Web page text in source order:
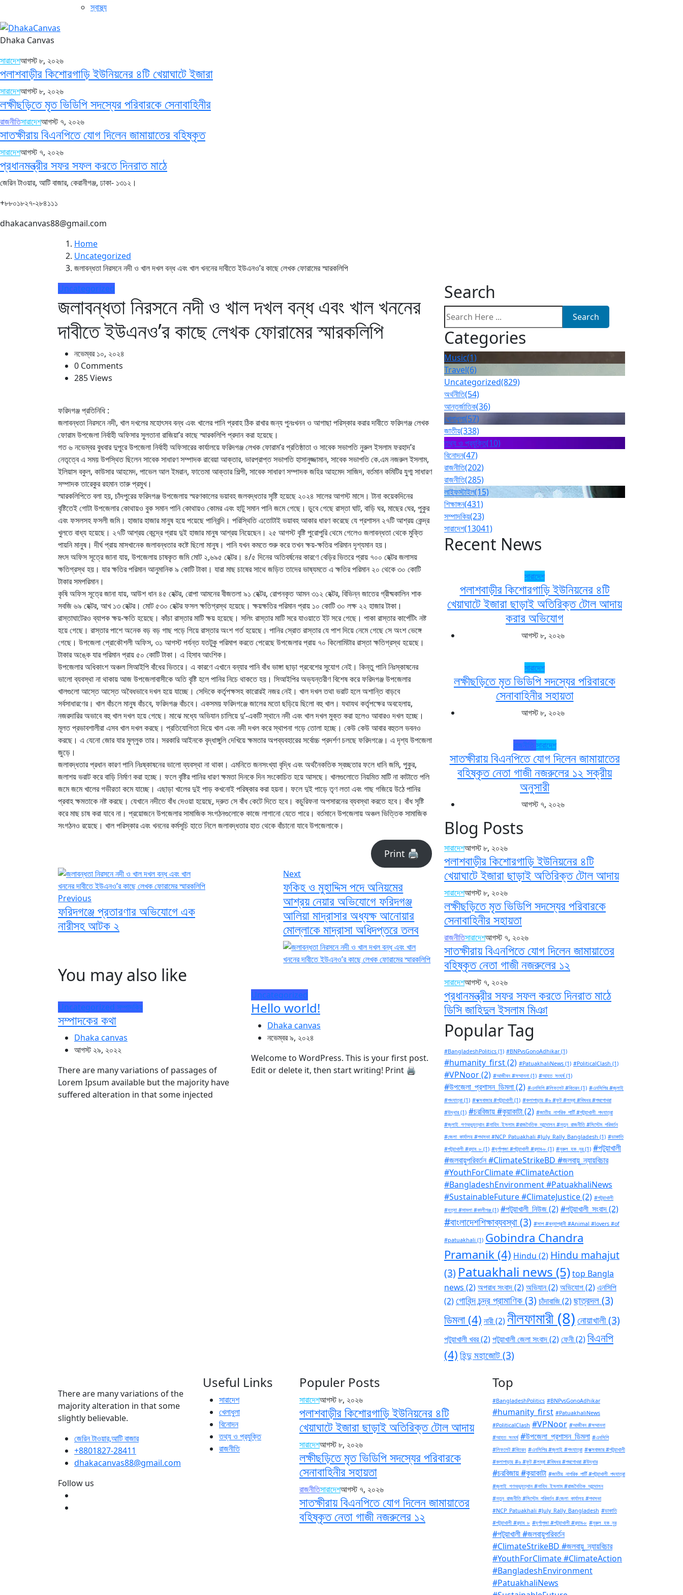
স্বাস্থ্য
Dhaka Canvas
সারাদেশআগস্ট ৮, ২০২৬
পলাশবাড়ীর কিশোরগাড়ি ইউনিয়নের ৪টি খেয়াঘাটে ইজারা
সারাদেশআগস্ট ৮, ২০২৬
লক্ষীছড়িতে মৃত ভিডিপি সদস্যের পরিবারকে সেনাবাহিনীর
রাজনীতিসারাদেশআগস্ট ৭, ২০২৬
সাতক্ষীরায় বিএনপিতে যোগ দিলেন জামায়াতের বহিষ্কৃত
সারাদেশআগস্ট ৭, ২০২৬
প্রধানমন্ত্রীর সফর সফল করতে দিনরাত মাঠে
জেরিন টাওয়ার, আটি বাজার, কেরানীগঞ্জ, ঢাকা- ১৩১২।
+৮৮০১৮২৭-২৮৪১১১
dhakacanvas88@gmail.com
Home
Uncategorized
জলাবন্ধতা নিরসনে নদী ও খাল দখল বন্ধ এবং খাল খননের দাবীতে ইউএনও’র কাছে লেখক ফোরামের স্মারকলিপি
Uncategorized
জলাবন্ধতা নিরসনে নদী ও খাল দখল বন্ধ এবং খাল খননের
দাবীতে ইউএনও’র কাছে লেখক ফোরামের স্মারকলিপি
নভেম্বর ১০, ২০২৪
0 Comments
285 Views
ফরিদগঞ্জ প্রতিনিধি :
জলাবন্ধতা নিরসনে নদী, খাল দখলের মহোৎসব বন্ধ এবং খালের পানি প্রবাহ ঠিক রাখার জন্য পুনঃখনন ও আগাছা পরিস্কার করার দাবীতে ফরিদগঞ্জ লেখক
ফোরাম উপজেলা নির্বাহী অফিসার সুলতানা রাজিয়া’র কাছে স্মারকলিপি প্রদান করা হয়েছে।
গত ৬ নভেম্বর বুধবার দুপুরে উপজেলা নির্বাহী অফিসারের কার্যালয়ে ফরিদগঞ্জ লেখক ফোরাম’র প্রতিষ্ঠাতা ও সাবেক সভাপতি নুরুল ইসলাম ফরহাদ’র
নেতৃত্বে এ সময় উপস্থিত ছিলেন সাবেক সাধারণ সম্পাদক রাবেয়া আক্তার, ভারপ্রাপ্ত সভাপতি হাসানুজ্জামান, সাবেক সভাপতি কে.এম নজরুল ইসলাম,
ইলিয়াস বকুল, কাউসার আহমেদ, পাভেল আল ইমরান, ফাতেমা আক্তার শিল্পী, সাবেক সাধারণ সম্পাদক জহির আহমেদ সাজিদ, বর্তমান কমিটির যুগ্ম সাধারণ
সম্পাদক তারেকুর রহমান তারু প্রমুখ।
স্মারকলিপিতে বলা হয়, চাঁদপুরের ফরিদগঞ্জ উপজেলায় স্মরণকালের ভয়াবহ জলবদ্ধতার সৃষ্টি হয়েছে ২০২৪ সালের আগস্ট মাসে। টানা কয়েকদিনের
বৃষ্টিতেই গোটা উপজেলার কোথায়ও বুক সমান পানি কোথায়ও কোমর এবং হাটু সমান পানি জমে গেছে। ডুবে গেছে রাস্তা ঘাট, বাড়ি ঘর, মাছের ঘের, পুকুর
এবং ফসলসহ ফসলী জমি। হাজার হাজার মানুষ হয়ে পয়েছে পানিবন্দি। পরিস্থিতি এতোটাই ভয়াবহ আকার ধারণ করেছে যে প্রশাসন ২৭টি আশ্রয় কেন্দ্র
খুলতে বাধ্য হয়েছে। ২৭টি আশ্রয় কেন্দ্রে প্রায় দুই হাজার মানুষ আশ্রয় নিয়েছেন। ২৫ আগস্ট বৃষ্টি পুরোপুরি থেমে গেলেও জলাবন্ধতা থেকে মুক্তি
পায়নি মানুষ। দীর্ঘ প্রায় মাসখানেক জলাবন্ধতার কষ্টে ছিলো মানুষ। পানি যখন কমতে শুরু করে তখন ক্ষয়-ক্ষতির পরিমান দৃশ্যমান হয়।
মৎস অফিস সূত্রে জানা যায়, উপজেলায় চাষকৃত জমি মোট ২,৬৯৫ হেক্টর। ৪/৫ দিনের অতিবর্ষনের কারণে বেড়ির ভিতরে প্রায় ৭০০ হেক্টর জলাসয়
ক্ষতিগ্রস্থ হয়। যার ক্ষতির পরিমান আনুমানিক ৯ কোটি টাকা। যারা মাছ চাষের সাথে জড়িত তাদের ভাষ্যমতে এ ক্ষতির পরিমান ২০ থেকে ৩০ কোটি
টাকার সমপরিমান।
কৃষি অফিস সূত্রে জানা যায়, আউশ ধান ৪৫ হেক্টর, রোপা আমনের বীজতলা ৯১ হেক্টর, রোপনকৃত আমন ৩১২ হেক্টর, বিভিন্ন জাতের গ্রীষ্মকালিন শাক
সবজি ৬৯ হেক্টর, আখ ১৩ হেক্টর। মোট ৫৩০ হেক্টর ফসল ক্ষতিগ্রস্থ হয়েছে। ক্ষয়ক্ষতির পরিমান প্রায় ১০ কোটি ৩০ লক্ষ ২২ হাজার টাকা।
রাস্তাঘাটেরও ব্যাপক ক্ষয়-ক্ষতি হয়েছে। কাঁচা রাস্তার মাটি ক্ষয় হয়েছে। সলিং রাস্তার মাটি সরে যাওয়াতে ইট সরে গেছে। পাকা রাস্তার কার্পেটিং নষ্ট
হয়ে গেছে। রাস্তার পাশে অনেক বড় বড় গাছ পড়ে গিয়ে রাস্তার অংশ গর্ত হয়েছে। পানির স্রোত রাস্তার যে পাশ দিয়ে নেমে গেছে সে অংশ ভেঙ্গে
গেছে। উপজেলা প্রোকৌশলী অফিস, ৩১ আগস্ট পর্যন্ত যতটুকু পরিমাপ করতে পেরেছে উপজেলার প্রায় ৭০ কিলোমিটার রাস্তা ক্ষতিগ্রস্থ হয়েছে।
টাকার অঙ্কে যার পরিমান প্রায় ৫০ কোটি টাকা। এ হিসাব আংশিক।
উপজেলার অধিকাংশ অঞ্চল সিআইপি বাঁধের ভিতরে। এ কারণে এখানে বন্যার পানি বাঁধ ভাঙ্গা ছাড়া প্রবেশের সুযোগ নেই। কিন্তু পানি নিঃস্কাষনের
ভালো ব্যবস্থা না থাকায় আজ উপজেলাবাসীকে অতি বৃষ্টি হলে পানির নিচে থাকতে হয়। সিআইপির অভ্যন্তরীণ বিশেষ করে ফরিদগঞ্জ উপজেলার
খালগুলো আস্তে আস্তে অবৈধভাবে দখল হয়ে যাচ্ছে। সেদিকে কর্তৃপক্ষসহ কারোরই নজর নেই। খাল দখল তথা ভরাট হলে অশান্তি বাড়বে
সর্বসাধারণের। খাল বাঁচলে মানুষ বাঁচবে, ফরিদগঞ্জ বাঁচবে। একসময় ফরিদগঞ্জে জালের মতো ছড়িয়ে ছিলো বহু খাল। যথাযথ কর্তৃপক্ষের অবহেলায়,
নজরদারির অভাবে বহু খাল দখল হয়ে গেছে। মাঝে মধ্যে অভিযান চালিয়ে দু’-একটি স্থানে নদী এবং খাল দখল মুক্ত করা হলেও আবারও দখল হচ্ছে।
মূলত প্রভাবশালীরা এসব খাল দখল করছে। প্রতিযোগিতা দিয়ে খাল এবং নদী দখল করে স্থাপনা গড়ে তোলা হচ্ছে। কেউ কেউ আবার বহুতল ভবনও
করছে। এ যেনো জোর যার মুল্লুক তার। সরকারি আইনকে বৃদ্ধাঙ্গুলি দেখিয়ে ক্ষমতার অপব্যবহারের সর্বোচ্চ প্রদর্শণ চলছে ফরিদগঞ্জে। এ দৃশ্য উপজেলা
জুড়ে।
জলাবদ্ধতার প্রধান কারণ পানি নিঃষ্কাষনের ভালো ব্যবস্থা না থাকা। এমনিতে জনসংখ্যা বৃদ্ধি এবং অর্থনৈকতিক স্বচ্ছতার ফলে ধানি জমি, পুকুর,
জলাশয় ভরাট করে বাড়ি নির্মাণ করা হচ্ছে। ফলে বৃষ্টির পানির ধারণ ক্ষমতা দিনকে দিন সংকোচিত হয়ে আসছে। খালগুলোতে নিয়মিত মাটি না কাটাতে পলি
জমে জমে খালের গভীরতা কমে যাচ্ছে। এছাড়া খালের দুই পাড় কখনোই পরিষ্কার করা হয়না। ফলে দুই পাড়ে তৃণ লতা এবং গাছ গজিয়ে উঠে পানির
প্রবাহ ক্ষমতাকে নষ্ট করছে। যেখানে নদীতে বাঁধ দেওয়া হয়েছে, দ্রুত সে বাঁধ কেটে দিতে হবে। কচুরিফনা অপসারনের ব্যবস্থা করতে হবে। বাঁধ সৃষ্টি
করে মাছ চাষ করা যাবে না। প্রয়োজনে উপজেলার সামাজিক সংগঠনগুলোকে কাজে লাগানো যেতে পারে। বর্তমানে উপজেলায় অঞ্চল ভিত্তিক সামাজিক
সংগঠনও রয়েছে। খাল পরিস্কার এবং খননের কর্মসূচি হাতে নিলে জলাবদ্ধতার হাত থেকে বাঁচানো যাবে উপজেলাকে।
Print 🖨
Previous
ফরিদগঞ্জে প্রতারণার অভিযোগে এক
নারীসহ আটক ২
Next
ফকিহ ও মুহাদ্দিস পদে অনিয়মের
আশ্রয় নেয়ার অভিযোগে ফরিদগঞ্জ
আলিয়া মাদ্রাসার অধ্যক্ষ আনোয়ার
মোল্লাকে মাদ্রাসা অধিদপ্তরে তলব
You may also like
Uncategorized সম্পাদকিয়
সম্পাদকের কথা
Dhaka canvas
আগস্ট ২৯, ২০২২
There are many variations of passages of
Lorem Ipsum available but the majority have
suffered alteration in that some injected
Uncategorized
Hello world!
Dhaka canvas
নভেম্বর ৯, ২০২৪
Welcome to WordPress. This is your first post.
Edit or delete it, then start writing! Print 🖨
Search
Search
Categories
Music(1)
Travel(6)
Uncategorized(829)
অর্থনীতি(54)
আন্তর্জাতিক(36)
খেলাধুলা(57)
জাতীয়(338)
তথ্য ও প্রযুক্তি(10)
বিনোদন(47)
রাজনীতি(202)
রাজনীতি(285)
লাইফস্টাইল(15)
শিক্ষাঙ্গন(431)
সম্পাদকিয়(23)
সারাদেশ(13041)
Recent News
সারাদেশ
পলাশবাড়ীর কিশোরগাড়ি ইউনিয়নের ৪টি
খেয়াঘাটে ইজারা ছাড়াই অতিরিক্ত টোল আদায়
করার অভিযোগ
আগস্ট ৮, ২০২৬
সারাদেশ
লক্ষীছড়িতে মৃত ভিডিপি সদস্যের পরিবারকে
সেনাবাহিনীর সহায়তা
আগস্ট ৮, ২০২৬
রাজনীতি সারাদেশ
সাতক্ষীরায় বিএনপিতে যোগ দিলেন জামায়াতের
বহিষ্কৃত নেতা গাজী নজরুলের ১২ সক্রীয়
অনুসারী
আগস্ট ৭, ২০২৬
Blog Posts
সারাদেশআগস্ট ৮, ২০২৬
পলাশবাড়ীর কিশোরগাড়ি ইউনিয়নের ৪টি
খেয়াঘাটে ইজারা ছাড়াই অতিরিক্ত টোল আদায়
সারাদেশআগস্ট ৮, ২০২৬
লক্ষীছড়িতে মৃত ভিডিপি সদস্যের পরিবারকে
সেনাবাহিনীর সহায়তা
রাজনীতিসারাদেশআগস্ট ৭, ২০২৬
সাতক্ষীরায় বিএনপিতে যোগ দিলেন জামায়াতের
বহিষ্কৃত নেতা গাজী নজরুলের ১২
সারাদেশআগস্ট ৭, ২০২৬
প্রধানমন্ত্রীর সফর সফল করতে দিনরাত মাঠে
ডিসি জাহিদুল ইসলাম মিঞা
Popular Tag
#BangladeshPolitics (1) #BNPvsGonoAdhikar(1)
#humanity_first(2) #PatuakhaliNews (1) #PoliticalClash (1)
#VPNoor(2) #আজীবন #সম্মাননা (1) #আহত_সংঘর্ষ(1)
#উপজেলা_প্রশাসন_ডিমলা(2) #এনসিপি #লিফলেট #বিতরন (1) #এনসিপির #জুলাই
#পদযাত্রা (1) #কক্সবাজার #পটুয়াখালী (1) #কলাপাড়ায় #৬ #ফুট #লম্বা #বিষধর #পদ্মগোখরা
#উদ্ধার(1) #চরবিজায় #কুয়াকাটা(2) #জাতীয়_নাগরিক_পার্টি #পটুয়াখালী_পদযাত্রা
#জুলাই_গণঅভ্যুত্থান #নাহিদ_ইসলাম #রাজনৈতিক_আন্দোলন #নতুন_রাজনীতি #সিস্টেম_পরিবর্তন
#জেলা_কার্যালয় #পথসভা #NCP_Patuakhali #July_Rally_Bangladesh (1) #ডাকাতি
#পটুয়াখালী #র‍্যাব_৮ (1) #দূর্গাপুজা #পটুয়াখালী #র‍্যাব-৮ (1) #নুরুল_হক_নুর(1) #পটুয়াখালী
#জলবায়ুপরিবর্তন #ClimateStrikeBD #জলবায়ু_ন্যায়বিচার
#YouthForClimate #ClimateAction
#BangladeshEnvironment #PatuakhaliNews
#SustainableFuture #ClimateJustice(2) #পটুয়াখালী
#হত্যা #মামলা #কালীগঞ্জ (1) #পটুয়াখালী_নিউজ(2) #পটুয়াখালী_সংবাদ(2)
#বাংলাদেশশিক্ষাব্যবস্থা(3) #সাপ #বন্যাপ্রানী #Animal #lovers #of
#patuakhali (1) Gobindra Chandra
Pramanik (4) Hindu (2) Hindu mahajut
(3) Patuakhali news (5)top Bangla
news (2) অপরাধ সংবাদ(2) অভিযান(2) অভিযোগ(2) এনসিপি
(2) গোবিন্দ চন্দ্র প্রামাণিক(3) চাঁদাবাজি(2) ছাত্রদল(3)
ডিমলা(4) নারী(2) নীলফামারী(8)নোয়াখালী(3)
পটুয়াখালী খবর(2) পটুয়াখালী জেলা সংবাদ(2) ফেনী(2) বিএনপি
(4)হিন্দু মহাজোট(3)
There are many variations of the
majority alteration in that some
slightly believable.
জেরিন টাওয়ার,আটি বাজার
+8801827-28411
dhakacanvas88@gmail.com
Follow us
Useful Links
সারাদেশ
খেলাধুলা
বিনোদন
তথ্য ও প্রযুক্তি
রাজনীতি
Populer Posts
সারাদেশআগস্ট ৮, ২০২৬
পলাশবাড়ীর কিশোরগাড়ি ইউনিয়নের ৪টি
খেয়াঘাটে ইজারা ছাড়াই অতিরিক্ত টোল আদায়
সারাদেশআগস্ট ৮, ২০২৬
লক্ষীছড়িতে মৃত ভিডিপি সদস্যের পরিবারকে
সেনাবাহিনীর সহায়তা
রাজনীতিসারাদেশআগস্ট ৭, ২০২৬
সাতক্ষীরায় বিএনপিতে যোগ দিলেন জামায়াতের
বহিষ্কৃত নেতা গাজী নজরুলের ১২
Top
#BangladeshPolitics #BNPvsGonoAdhikar
#humanity_first #PatuakhaliNews
#PoliticalClash #VPNoor #আজীবন #সম্মাননা
#আহত_সংঘর্ষ #উপজেলা_প্রশাসন_ডিমলা #এনসিপি
#লিফলেট #বিতরন #এনসিপির #জুলাই #পদযাত্রা #কক্সবাজার #পটুয়াখালী
#কলাপাড়ায় #৬ #ফুট #লম্বা #বিষধর #পদ্মগোখরা #উদ্ধার
#চরবিজায় #কুয়াকাটা #জাতীয়_নাগরিক_পার্টি #পটুয়াখালী_পদযাত্রা
#জুলাই_গণঅভ্যুত্থান #নাহিদ_ইসলাম #রাজনৈতিক_আন্দোলন
#নতুন_রাজনীতি #সিস্টেম_পরিবর্তন #জেলা_কার্যালয় #পথসভা
#NCP_Patuakhali #July_Rally_Bangladesh #ডাকাতি
#পটুয়াখালী #র‍্যাব_৮ #দূর্গাপুজা #পটুয়াখালী #র‍্যাব-৮ #নুরুল_হক_নুর
#পটুয়াখালী #জলবায়ুপরিবর্তন
#ClimateStrikeBD #জলবায়ু_ন্যায়বিচার
#YouthForClimate #ClimateAction
#BangladeshEnvironment
#PatuakhaliNews